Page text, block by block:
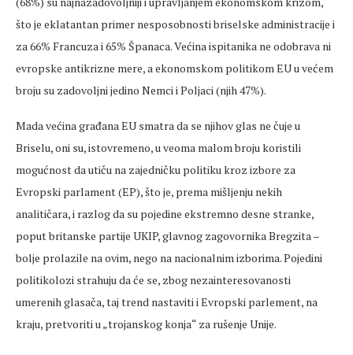
što je eklatantan primer nesposobnosti briselske administracije i
za 66% Francuza i 65% Španaca. Većina ispitanika ne odobrava ni
evropske antikrizne mere, a ekonomskom politikom EU u većem
broju su zadovoljni jedino Nemci i Poljaci (njih 47%).
Mada većina građana EU smatra da se njihov glas ne čuje u
Briselu, oni su, istovremeno, u veoma malom broju koristili
mogućnost da utiču na zajedničku politiku kroz izbore za
Evropski parlament (EP), što je, prema mišljenju nekih
analitičara, i razlog da su pojedine ekstremno desne stranke,
poput britanske partije UKIP, glavnog zagovornika Bregzita –
bolje prolazile na ovim, nego na nacionalnim izborima. Pojedini
politikolozi strahuju da će se, zbog nezainteresovanosti
umerenih glasača, taj trend nastaviti i Evropski parlement, na
kraju, pretvoriti u „trojanskog konja“ za rušenje Unije.